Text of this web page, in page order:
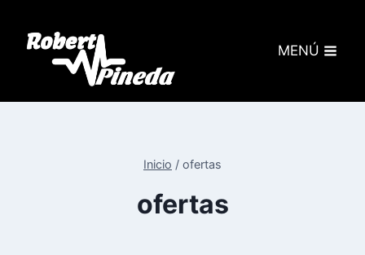
MENÚ
Inicio / ofertas
ofertas